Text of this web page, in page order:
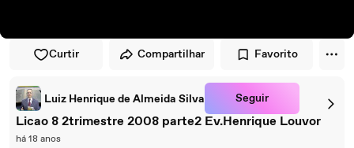
Curtir Compartilhar Favorito
Luiz Henrique de Almeida Silva Seguir
Licao 8 2trimestre 2008 parte2 Ev.Henrique Louvor
há 18 anos